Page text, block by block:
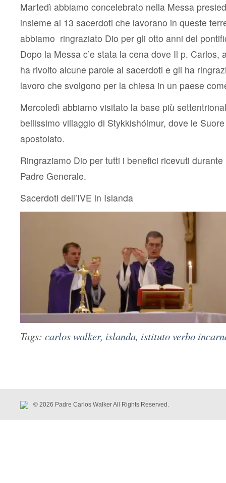
Martedì abbiamo concelebrato nella Messa
insieme ai 13 sacerdoti che lavorano in queste
abbiamo ringraziato Dio per gli otto anni del
Dopo la Messa c’e stata la cena dove Il p. Carlos,
ha rivolto alcune parole ai sacerdoti e gli ha
lavoro che svolgono per la chiesa in un paese
Mercoledì abbiamo visitato la base più
bellissimo villaggio di Stykkishólmur, dove le
apostolato.
Ringraziamo Dio per tutti i benefici ricevuti
Padre Generale.
Sacerdoti dell’IVE in Islanda
Tags: carlos walker, islanda, istituto verbo
© 2026 Padre Carlos Walker All Rights Reserved.